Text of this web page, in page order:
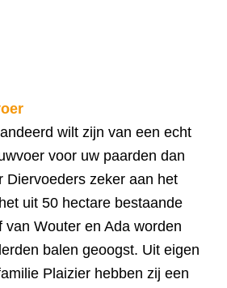
wilt zijn van een echt
voor uw paarden dan
Diervoeders zeker aan het
uit 50 hectare bestaande
van Wouter en Ada worden
balen geoogst. Uit eigen
Plaizier hebben zij een